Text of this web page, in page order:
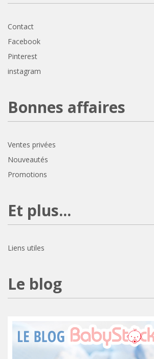
Contact
Facebook
Pinterest
instagram
Bonnes affaires
Ventes privées
Nouveautés
Promotions
Et plus...
Liens utiles
Le blog